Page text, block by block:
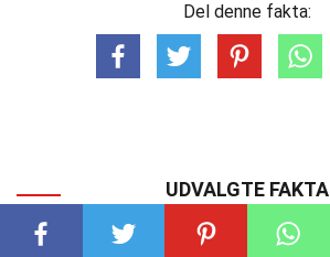
Del denne fakta:
UDVALGTE FAKTA
MATEMATIKOMRÅDER
29 Fakta Om Gruppeteori